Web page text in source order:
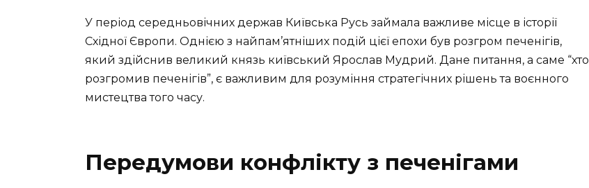
У період середньовічних держав Київська Русь займала важливе місце в історії
Східної Європи. Однією з найпам’ятніших подій цієї епохи був розгром печенігів,
який здійснив великий князь київський Ярослав Мудрий. Дане питання, а саме “хто
розгромив печенігів”, є важливим для розуміння стратегічних рішень та воєнного
мистецтва того часу.
Передумови конфлікту з печенігами